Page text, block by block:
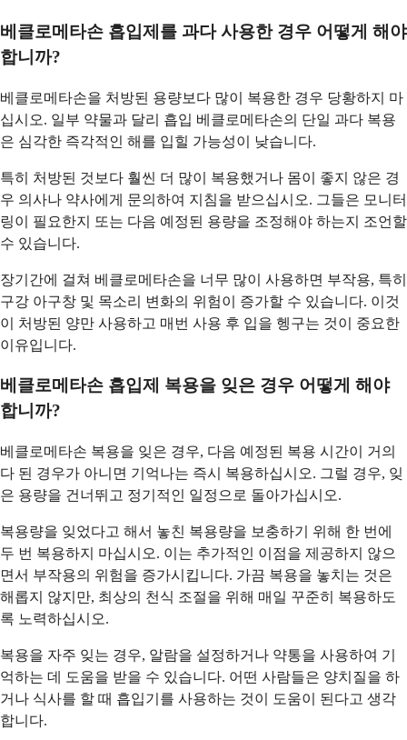
베클로메타손 흡입제를 과다 사용한 경우 어떻게 해야
합니까?
베클로메타손을 처방된 용량보다 많이 복용한 경우 당황하지 마
십시오. 일부 약물과 달리 흡입 베클로메타손의 단일 과다 복용
은 심각한 즉각적인 해를 입힐 가능성이 낮습니다.
특히 처방된 것보다 훨씬 더 많이 복용했거나 몸이 좋지 않은 경
우 의사나 약사에게 문의하여 지침을 받으십시오. 그들은 모니터
링이 필요한지 또는 다음 예정된 용량을 조정해야 하는지 조언할
수 있습니다.
장기간에 걸쳐 베클로메타손을 너무 많이 사용하면 부작용, 특히
구강 아구창 및 목소리 변화의 위험이 증가할 수 있습니다. 이것
이 처방된 양만 사용하고 매번 사용 후 입을 헹구는 것이 중요한
이유입니다.
베클로메타손 흡입제 복용을 잊은 경우 어떻게 해야
합니까?
베클로메타손 복용을 잊은 경우, 다음 예정된 복용 시간이 거의
다 된 경우가 아니면 기억나는 즉시 복용하십시오. 그럴 경우, 잊
은 용량을 건너뛰고 정기적인 일정으로 돌아가십시오.
복용량을 잊었다고 해서 놓친 복용량을 보충하기 위해 한 번에
두 번 복용하지 마십시오. 이는 추가적인 이점을 제공하지 않으
면서 부작용의 위험을 증가시킵니다. 가끔 복용을 놓치는 것은
해롭지 않지만, 최상의 천식 조절을 위해 매일 꾸준히 복용하도
록 노력하십시오.
복용을 자주 잊는 경우, 알람을 설정하거나 약통을 사용하여 기
억하는 데 도움을 받을 수 있습니다. 어떤 사람들은 양치질을 하
거나 식사를 할 때 흡입기를 사용하는 것이 도움이 된다고 생각
합니다.